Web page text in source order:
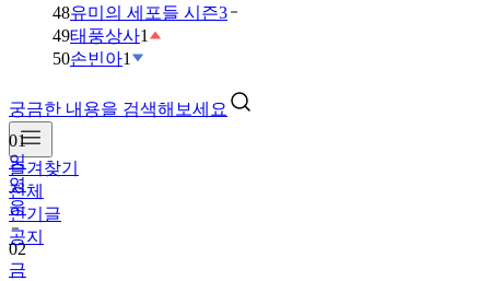
48유미의 세포들 시즌3
49태풍상사1
50손빈아1
궁금한 내용을 검색해보세요
즐겨찾기
전체
인기글
공지
01
임
영
웅
02
금